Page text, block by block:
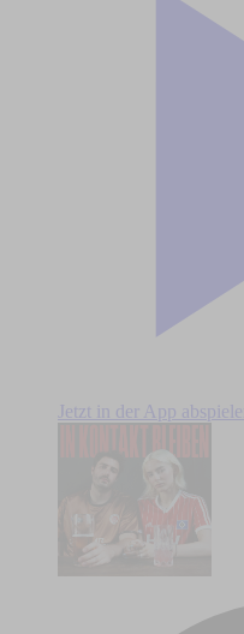
Jetzt in der App abspielen